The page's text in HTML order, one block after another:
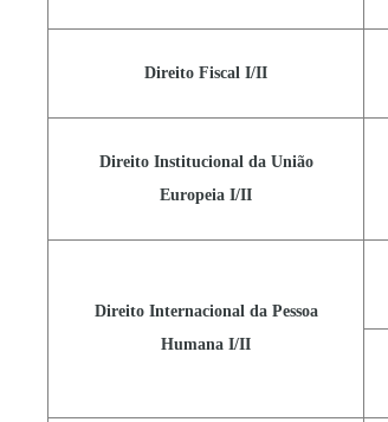
Direito Fiscal I/II
Direito Institucional da União
Europeia I/II
Direito Internacional da Pessoa
Humana I/II